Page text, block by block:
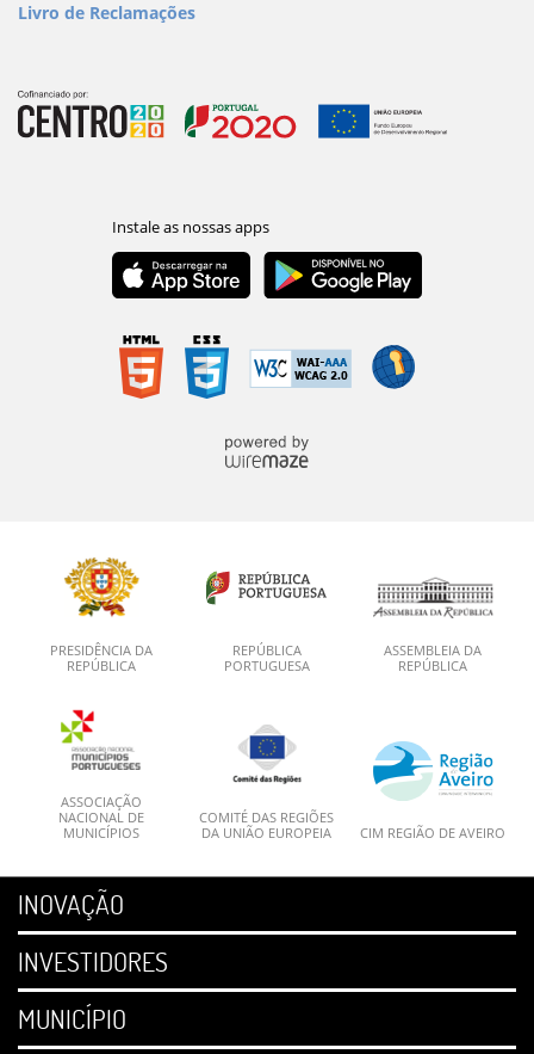
Livro de Reclamações
PRESIDÊNCIA DA
REPÚBLICA
REPÚBLICA
PORTUGUESA
ASSEMBLEIA DA
REPÚBLICA
ASSOCIAÇÃO
NACIONAL DE
MUNICÍPIOS
COMITÉ DAS REGIÕES
DA UNIÃO EUROPEIA
CIM REGIÃO DE AVEIRO
INOVAÇÃO
INVESTIDORES
MUNICÍPIO